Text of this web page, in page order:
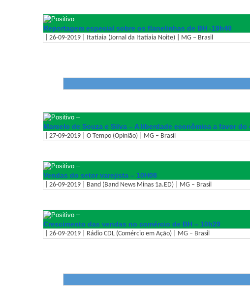
–
Reportagem especial sobre os flanelinhas de BH -19h40
| 26-09-2019 | Itatiaia (Jornal da Itatiaia Noite) | MG – Brasil
–
Marcelo de Souza e Silva – A liberdade econômica a favor do
| 27-09-2019 | O Tempo (Opinião) | MG – Brasil
–
Vendas do setor varejista – 10H08
| 26-09-2019 | Band (Band News Minas 1a.ED) | MG – Brasil
–
Crescimento das vendas no comércio de BH – 10h29
| 26-09-2019 | Rádio CDL (Comércio em Ação) | MG – Brasil